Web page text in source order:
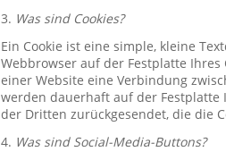
3. Was sind Cookies?
Ein Cookie ist eine simple, kleine
Webbrowser auf der Festplatte
einer Website eine Verbindung
werden dauerhaft auf der Festplatte
der Dritten zurückgesendet, die die
4. Was sind Social-Media-Buttons?